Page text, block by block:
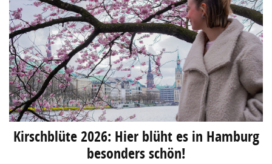
Kirschblüte 2026: Hier blüht es in Hamburg
besonders schön!